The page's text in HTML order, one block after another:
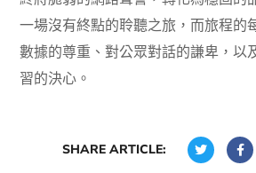
一場沒有終點的聆聽之旅，而旅程的
數據的尊重、對公眾對話的謙卑，以
習的決心。
SHARE ARTICLE: